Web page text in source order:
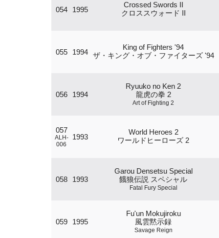
054 1995
Crossed Swords II
クロススウォード II
055 1994
King of Fighters '94
ザ・キング・オブ・ファイターズ '94
056 1994
Ryuuko no Ken 2
龍虎の拳 2
Art of Fighting 2
057
ALH-
006
1993
World Heroes 2
ワールドヒーローズ 2
058 1993
Garou Densetsu Special
餓狼伝説 スペシャル
Fatal Fury Special
059 1995
Fu'un Mokujiroku
風雲黙示録
Savage Reign